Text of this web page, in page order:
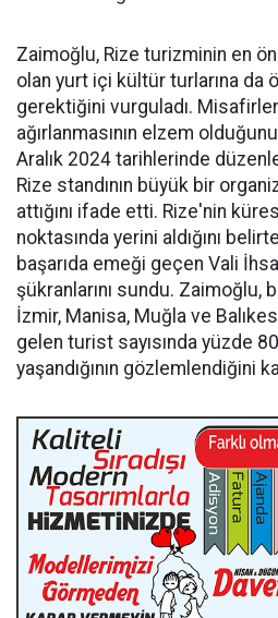
Zaimoğlu, Rize turizminin en
olan yurt içi kültür turlarına da
gerektiğini vurguladı.
ağırlanmasının elzem
Aralık 2024 tarihlerinde
Rize standının büyük bir
attığını ifade etti. Rize'nin
noktasında yerini aldığını
başarıda emeği geçen Vali
şükranlarını sundu. Zaimoğlu,
İzmir, Manisa, Muğla ve
gelen turist sayısında yüzde
yaşandığının gözlemlendiğini